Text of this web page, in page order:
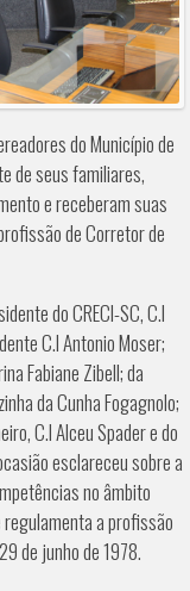
do Município de
de seus familiares,
e receberam suas
de Corretor de
do CRECI-SC, C.I
C.I Antonio Moser;
Fabiane Zibell; da
da Cunha Fogagnolo;
C.I Alceu Spader e do
esclareceu sobre a
no âmbito
a profissão
de junho de 1978.